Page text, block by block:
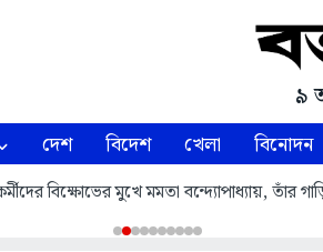
৯
দেশ বিদেশ খেলা বিনোদন
বিক্ষোভের মুখে মমতা বন্দ্যোপাধ্যায়, তাঁর